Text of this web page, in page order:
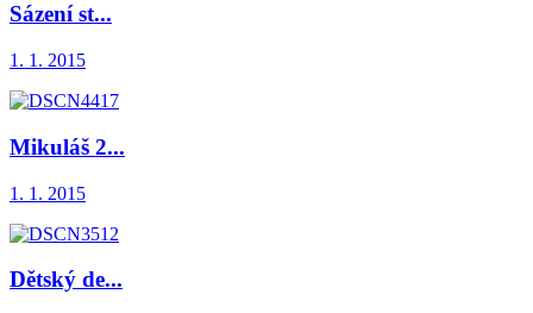
Sázení st...
1. 1. 2015
Mikuláš 2...
1. 1. 2015
Dětský de...